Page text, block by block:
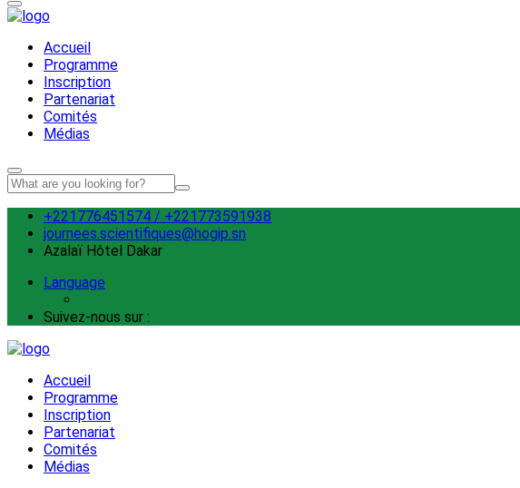
Accueil
Programme
Inscription
Partenariat
Comités
Médias
+221776451574 / +221773591938
journees.scientifiques@hogip.sn
Azalaï Hôtel Dakar
Language
Suivez-nous sur :
Accueil
Programme
Inscription
Partenariat
Comités
Médias